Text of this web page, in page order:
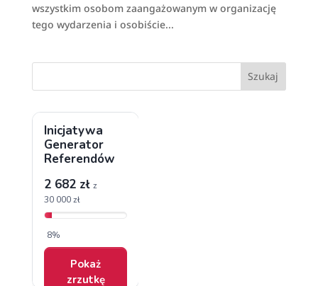
wszystkim osobom zaangażowanym w organizację
tego wydarzenia i osobiście...
Szukaj